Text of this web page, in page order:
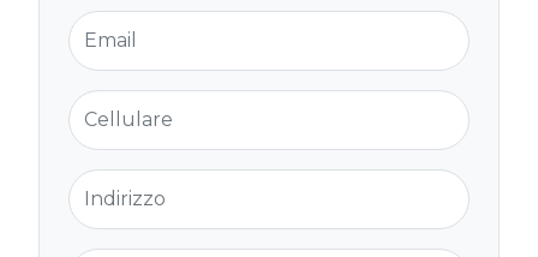
Email
Cellulare
Indirizzo